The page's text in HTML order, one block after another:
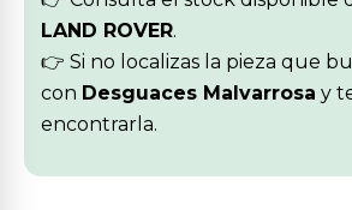
LAND ROVER.
👉 Si no localizas la pieza que
con Desguaces Malvarrosa y
encontrarla.